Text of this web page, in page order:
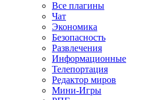
Все плагины
Чат
Экономика
Безопасность
Развлечения
Информационные
Телепортация
Редактор миров
Мини-Игры